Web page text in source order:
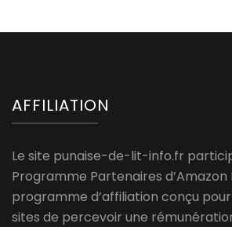
AFFILIATION
Le site punaise-de-lit-info.fr
Programme Partenaires d’Amazon
programme d’affiliation conçu
sites de percevoir une